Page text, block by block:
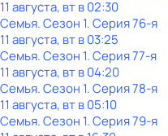
11 августа, вт в 02:30
Семья. Сезон 1. Серия 76-я
11 августа, вт в 03:25
Семья. Сезон 1. Серия 77-я
11 августа, вт в 04:20
Семья. Сезон 1. Серия 78-я
11 августа, вт в 05:10
Семья. Сезон 1. Серия 79-я